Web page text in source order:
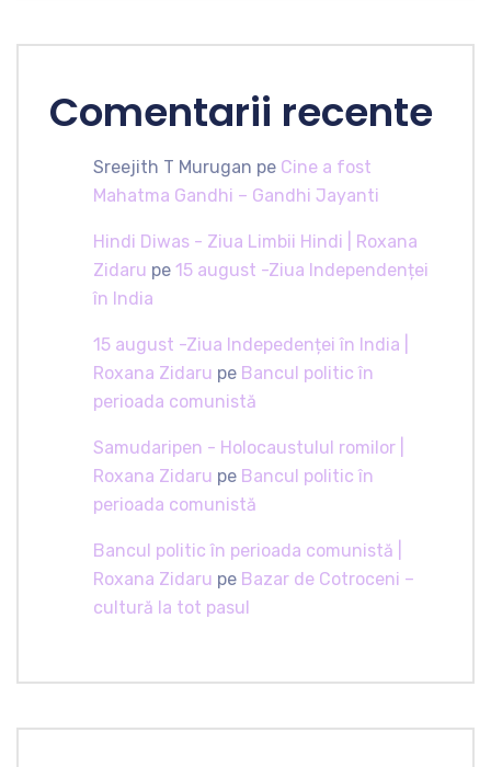
Comentarii recente
Sreejith T Murugan pe Cine a fost
Mahatma Gandhi – Gandhi Jayanti
Hindi Diwas - Ziua Limbii Hindi | Roxana
Zidaru pe 15 august -Ziua Independenței
în India
15 august -Ziua Indepedenței în India |
Roxana Zidaru pe Bancul politic în
perioada comunistă
Samudaripen - Holocaustulul romilor |
Roxana Zidaru pe Bancul politic în
perioada comunistă
Bancul politic în perioada comunistă |
Roxana Zidaru pe Bazar de Cotroceni –
cultură la tot pasul